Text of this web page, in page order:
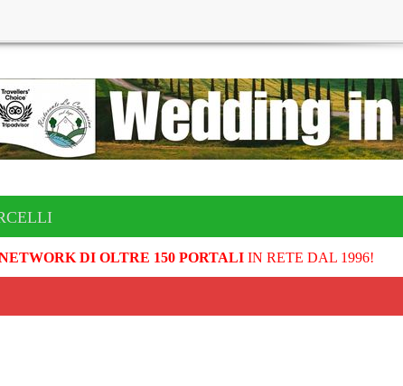
DI OLTRE 150 PORTALIIN RETE DAL 1996!